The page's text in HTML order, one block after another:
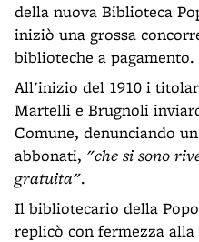
della nuova Biblioteca
iniziò una grossa
biblioteche a pagamento.
All'inizio del 1910 i
Martelli e Brugnoli
Comune, denunciando
abbonati, "che si sono
gratuita".
Il bibliotecario della
replicò con fermezza